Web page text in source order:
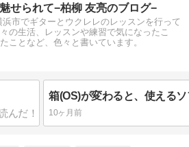
せられて−柏柳 友亮のブログ−
市でギターとウクレレのレッスンを行って
の生活、レッスンや練習で気になったこ
ことなど、色々と書いています。
10ヶ月前